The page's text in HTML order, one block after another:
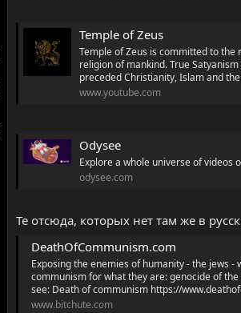
Temple of Zeus
Temple of Zeus is committed to the
religion of mankind. True
preceded Christianity, Islam and
www.youtube.com
Odysee
Explore a whole universe of videos
odysee.com
Те отсюда, которых нет там же в
DeathOfCommunism.com
Exposing the enemies of humanity - the jews
communism for what they are: genocide of
see: Death of communism https://
www.bitchute.com